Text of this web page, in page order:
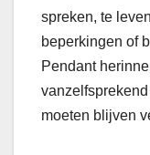
spreken, te
beperkingen of
Pendant
moeten blijven